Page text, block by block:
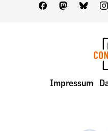
FacebookMastodon
Impressum